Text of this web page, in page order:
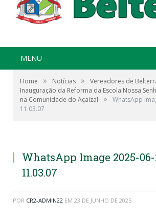
MENU
Home » Notícias »
Vereadores de
Inauguração da Reforma da Escola Nossa
na Comunidade do Açaizal
»
WhatsApp
11.03.07
WhatsApp Image 2025-
11.03.07
POR CR2-ADMIN22 EM 23 DE JUNHO DE 2025